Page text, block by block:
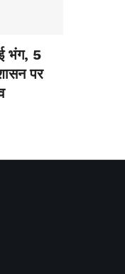
भंग, 5
पर